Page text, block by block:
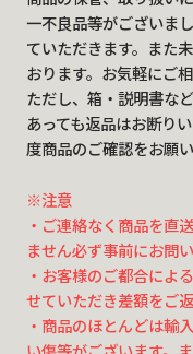
一不良品等がございま
ていただきます。また
おります。お気軽にご
ただし、箱・説明書な
あっても返品はお断り
度商品のご確認をお願
※注意
・ご連絡なく商品を直
ません必ず事前にお問
・お客様のご都合によ
せていただき差額をご
・商品のほとんどは輸